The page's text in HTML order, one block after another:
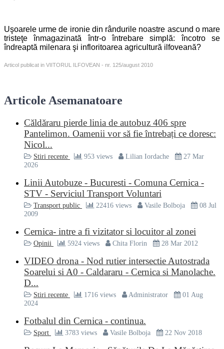
Uşoarele urme de ironie din rândurile noastre ascund o mare
tristeţe înmagazinată într-o întrebare simplă: încotro se
îndreaptă milenara şi infloritoarea agricultură ilfoveană?
Articol publicat in VIITORUL ILFOVEAN - nr. 125/august 2010
Articole Asemanatoare
Căldăraru pierde linia de autobuz 406 spre
Pantelimon. Oamenii vor să fie întrebați ce doresc:
Nicol...
Stiri recente 953 views Lilian Iordache
27 Mar
2026
Linii Autobuze - Bucuresti - Comuna Cernica -
STV - Serviciul Transport Voluntari
Transport public 22416 views Vasile Bolboja
08 Jul
2009
Cernica- intre a fi vizitator si locuitor al zonei
Opinii 5924 views Chita Florin 28 Mar 2012
VIDEO drona - Nod rutier intersectie Autostrada
Soarelui si A0 - Caldararu - Cernica si Manolache.
D...
Stiri recente 1716 views Administrator
01 Aug
2024
Fotbalul din Cernica - continua.
Sport 3783 views Vasile Bolboja 22 Nov 2018